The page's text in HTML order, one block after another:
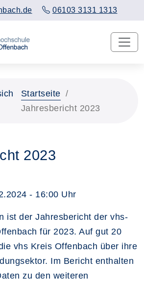
06103 3131 1313
Startseite
Jahresbericht 2023
2023
- 16:00 Uhr
ist der Jahresbericht der vhs-
für 2023. Auf gut 20
vhs Kreis Offenbach über ihre
Im Bericht enthalten
zu den weiteren